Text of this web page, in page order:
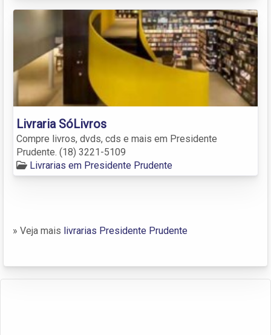
Livraria SóLivros
Compre livros, dvds, cds e mais em Presidente
Prudente. (18) 3221-5109
Livrarias em Presidente Prudente
» Veja mais livrarias Presidente Prudente